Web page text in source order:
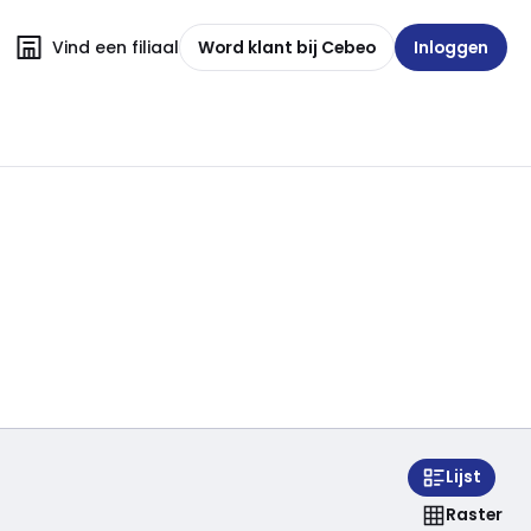
Vind een filiaal Word klant bij Cebeo Inloggen
Lijst
Raster